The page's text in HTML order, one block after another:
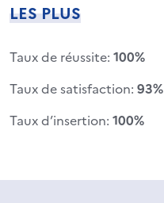
LES PLUS
Taux de réussite: 100%
Taux de satisfaction: 93%
Taux d’insertion: 100%